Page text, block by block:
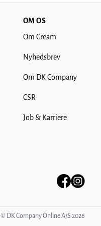
OM OS
Om Cream
Nyhedsbrev
Om DK Company
CSR
Job & Karriere
© DK Company Online A/S 2026